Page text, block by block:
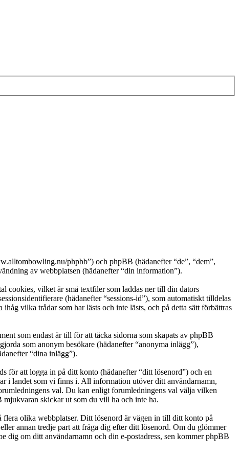
phpbb”) och phpBB (hädanefter “de”, “dem”,
av webbplatsen (hädanefter “din information”).
cookies, vilket är små textfiler som laddas ner till din dators
(hädanefter “sessions-id”), som automatiskt tilldelas
vilka trådar som har lästs och inte lästs, och på detta sätt förbättras
som endast är till för att täcka sidorna som skapats av phpBB
som anonym besökare (hädanefter “anonyma inlägg”),
“dina inlägg”).
för att logga in på ditt konto (hädanefter “ditt lösenord”) och en
i landet som vi finns i. All information utöver ditt användarnamn,
val. Du kan enligt forumledningens val välja vilken
skickar ut som du vill ha och inte ha.
flera olika webbplatser. Ditt lösenord är vägen in till ditt konto på
annan tredje part att fråga dig efter ditt lösenord. Om du glömmer
dig om ditt användarnamn och din e-postadress, sen kommer phpBB